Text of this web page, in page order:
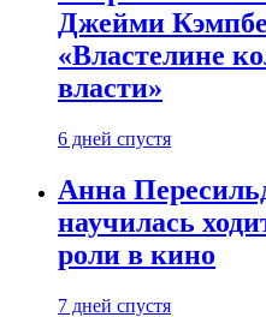
Джейми
«Властелине
власти»
6 дней спустя
Анна
научилась
роли в кино
7 дней спустя